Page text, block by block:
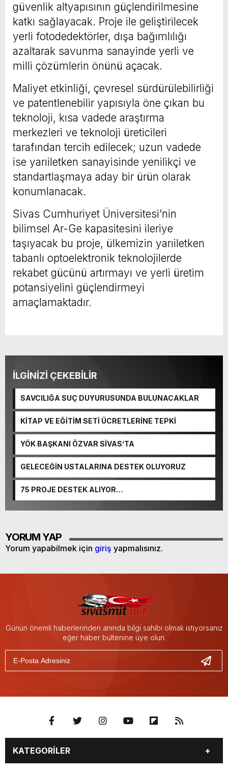
güvenlik altyapısının güçlendirilmesine
katkı sağlayacak. Proje ile geliştirilecek
yerli fotodedektörler, dışa bağımlılığı
azaltarak savunma sanayinde yerli ve
milli çözümlerin önünü açacak.
Maliyet etkinliği, çevresel sürdürülebilirliği
ve patentlenebilir yapısıyla öne çıkan bu
teknoloji, kısa vadede araştırma
merkezleri ve teknoloji üreticileri
tarafından tercih edilecek; uzun vadede
ise yarıiletken sanayisinde yenilikçi ve
standartlaşmaya aday bir ürün olarak
konumlanacak.
Sivas Cumhuriyet Üniversitesi’nin
bilimsel Ar-Ge kapasitesini ileriye
taşıyacak bu proje, ülkemizin yarıiletken
tabanlı optoelektronik teknolojilerde
rekabet gücünü artırmayı ve yerli üretim
potansiyelini güçlendirmeyi
amaçlamaktadır.
İLGİNİZİ ÇEKEBİLİR
SAVCILIĞA SUÇ DUYURUSUNDA BULUNACAKLAR
KİTAP VE EĞİTİM SETİ ÜCRETLERİNE TEPKİ
YÖK BAŞKANI ÖZVAR SİVAS’TA
GELECEĞİN USTALARINA DESTEK OLUYORUZ
75 PROJE DESTEK ALIYOR…
YORUM YAP
Yorum yapabilmek için giriş yapmalısınız.
Günün önemli haberlerinden anında bilgi sahibi olmak istiyorsanız
eğer haber bültenine üye olun.
KATEGORİLER